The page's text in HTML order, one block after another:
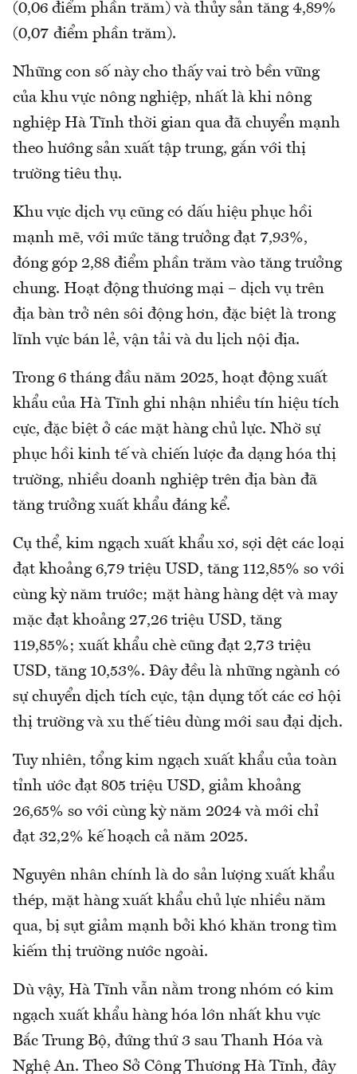
(0,06 điểm phần trăm) và thủy sản tăng 4,89%
(0,07 điểm phần trăm).
Những con số này cho thấy vai trò bền vững
của khu vực nông nghiệp, nhất là khi nông
nghiệp Hà Tĩnh thời gian qua đã chuyển mạnh
theo hướng sản xuất tập trung, gắn với thị
trường tiêu thụ.
Khu vực dịch vụ cũng có dấu hiệu phục hồi
mạnh mẽ, với mức tăng trưởng đạt 7,93%,
đóng góp 2,88 điểm phần trăm vào tăng trưởng
chung. Hoạt động thương mại – dịch vụ trên
địa bàn trở nên sôi động hơn, đặc biệt là trong
lĩnh vực bán lẻ, vận tải và du lịch nội địa.
Trong 6 tháng đầu năm 2025, hoạt động xuất
khẩu của Hà Tĩnh ghi nhận nhiều tín hiệu tích
cực, đặc biệt ở các mặt hàng chủ lực. Nhờ sự
phục hồi kinh tế và chiến lược đa dạng hóa thị
trường, nhiều doanh nghiệp trên địa bàn đã
tăng trưởng xuất khẩu đáng kể.
Cụ thể, kim ngạch xuất khẩu xơ, sợi dệt các loại
đạt khoảng 6,79 triệu USD, tăng 112,85% so với
cùng kỳ năm trước; mặt hàng hàng dệt và may
mặc đạt khoảng 27,26 triệu USD, tăng
119,85%; xuất khẩu chè cũng đạt 2,73 triệu
USD, tăng 10,53%. Đây đều là những ngành có
sự chuyển dịch tích cực, tận dụng tốt các cơ hội
thị trường và xu thế tiêu dùng mới sau đại dịch.
Tuy nhiên, tổng kim ngạch xuất khẩu của toàn
tỉnh ước đạt 805 triệu USD, giảm khoảng
26,65% so với cùng kỳ năm 2024 và mới chỉ
đạt 32,2% kế hoạch cả năm 2025.
Nguyên nhân chính là do sản lượng xuất khẩu
thép, mặt hàng xuất khẩu chủ lực nhiều năm
qua, bị sụt giảm mạnh bởi khó khăn trong tìm
kiếm thị trường nước ngoài.
Dù vậy, Hà Tĩnh vẫn nằm trong nhóm có kim
ngạch xuất khẩu hàng hóa lớn nhất khu vực
Bắc Trung Bộ, đứng thứ 3 sau Thanh Hóa và
Nghệ An. Theo Sở Công Thương Hà Tĩnh, đây